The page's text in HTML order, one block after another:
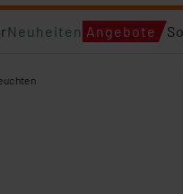
Neuheiten Angebote